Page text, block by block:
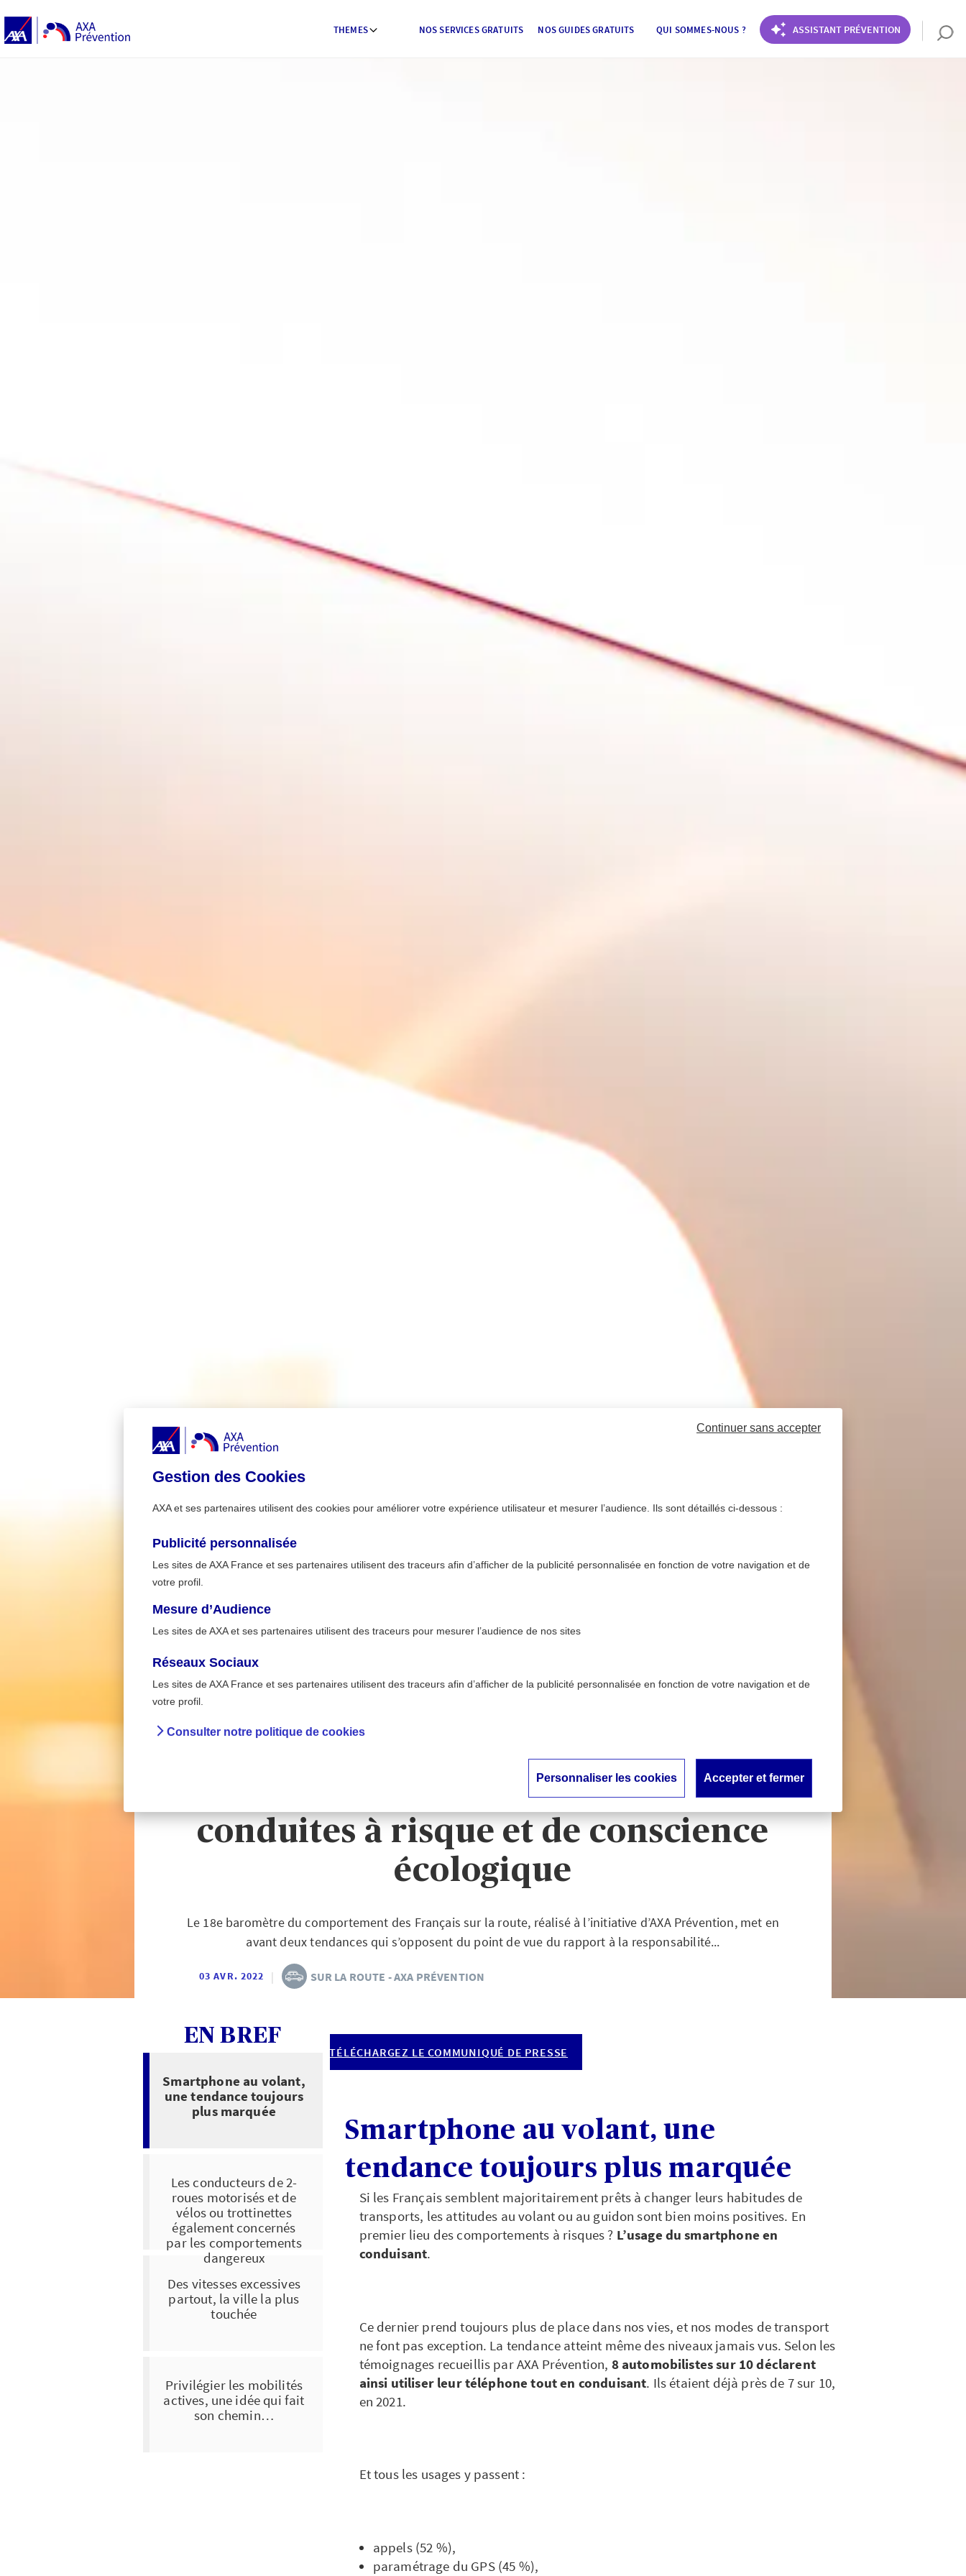
THEMES NOS SERVICES GRATUITS NOS GUIDES GRATUITS QUI SOMMES-NOUS ? ASSISTANT PRÉVENTION
Accueil
18e baromètre du comportement
des Français sur la route : un mix de
conduites à risque et de conscience
écologique
Le 18e baromètre du comportement des Français sur la route, réalisé à l’initiative d’AXA Prévention, met en
avant deux tendances qui s’opposent du point de vue du rapport à la responsabilité...
03 AVR. 2022 | SUR LA ROUTE - AXA PRÉVENTION
EN BREF
Smartphone au volant,
une tendance toujours
plus marquée
Les conducteurs de 2-
roues motorisés et de
vélos ou trottinettes
également concernés
par les comportements
dangereux
Des vitesses excessives
partout, la ville la plus
touchée
Privilégier les mobilités
actives, une idée qui fait
son chemin…
TÉLÉCHARGEZ LE COMMUNIQUÉ DE PRESSE
Smartphone au volant, une
tendance toujours plus marquée
Si les Français semblent majoritairement prêts à changer leurs habitudes de
transports, les attitudes au volant ou au guidon sont bien moins positives. En
premier lieu des comportements à risques ? L’usage du smartphone en
conduisant.
Ce dernier prend toujours plus de place dans nos vies, et nos modes de transport
ne font pas exception. La tendance atteint même des niveaux jamais vus. Selon les
témoignages recueillis par AXA Prévention, 8 automobilistes sur 10 déclarent
ainsi utiliser leur téléphone tout en conduisant. Ils étaient déjà près de 7 sur 10,
en 2021.
Et tous les usages y passent :
appels (52 %),
paramétrage du GPS (45 %),
Gestion des Cookies
AXA et ses partenaires utilisent des cookies pour améliorer votre expérience utilisateur et mesurer l’audience. Ils sont détaillés ci-dessous :
Publicité personnalisée
Les sites de AXA France et ses partenaires utilisent des traceurs afin d’afficher de la publicité personnalisée en fonction de votre navigation et de
votre profil.
Mesure d’Audience
Les sites de AXA et ses partenaires utilisent des traceurs pour mesurer l’audience de nos sites
Réseaux Sociaux
Les sites de AXA France et ses partenaires utilisent des traceurs afin d’afficher de la publicité personnalisée en fonction de votre navigation et de
votre profil.
Consulter notre politique de cookies
Continuer sans accepter
Personnaliser les cookies Accepter et fermer